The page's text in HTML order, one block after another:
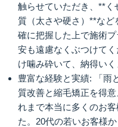
触らせていただき、**
質（太さや硬さ）**など
確に把握した上で施術
安も遠慮なくぶつけて
け噛み砕いて、納得いく
豊富な経験と実績: 「雨
質改善と縮毛矯正を得
れまで本当に多くのお
た。20代の若いお客様